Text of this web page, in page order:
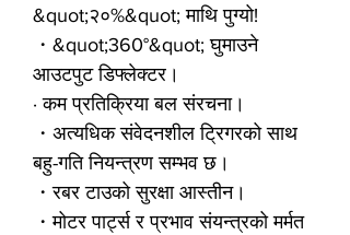
&quot;२०%&quot; माथि पुग्यो!
・&quot;360°&quot; घुमाउने
आउटपुट डिफ्लेक्टर।
· कम प्रतिक्रिया बल संरचना।
・अत्यधिक संवेदनशील ट्रिगरको साथ
बहु-गति नियन्त्रण सम्भव छ।
・रबर टाउको सुरक्षा आस्तीन।
・मोटर पार्ट्स र प्रभाव संयन्त्रको मर्मत